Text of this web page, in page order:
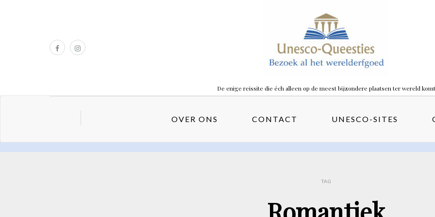
De enige reissite die éch alleen op de meest bijzondere plaatsen ter wereld komt
OVER ONS CONTACT UNESCO-SITES
TAG